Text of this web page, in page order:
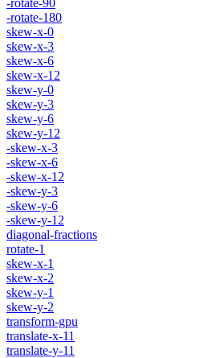
-rotate-180
skew-x-0
skew-x-3
skew-x-6
skew-x-12
skew-y-0
skew-y-3
skew-y-6
skew-y-12
-skew-x-3
-skew-x-6
-skew-x-12
-skew-y-3
-skew-y-6
-skew-y-12
diagonal-fractions
rotate-1
skew-x-1
skew-x-2
skew-y-1
skew-y-2
transform-gpu
translate-x-11
translate-y-11